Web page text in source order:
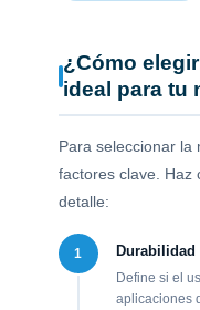
¿Cómo
ideal para tu
Para seleccionar la
factores clave. Haz
detalle:
1 Durabilidad
Define si el
aplicaciones